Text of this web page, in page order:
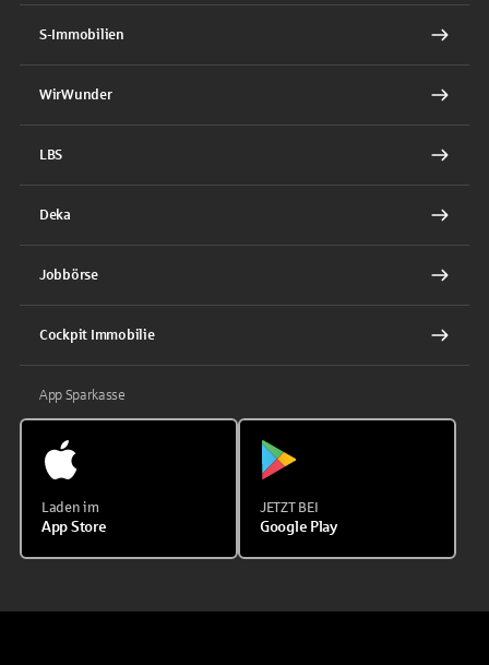
S-Immobilien
WirWunder
LBS
Deka
Jobbörse
Cockpit Immobilie
App Sparkasse
Laden im
App Store
JETZT BEI
Google Play